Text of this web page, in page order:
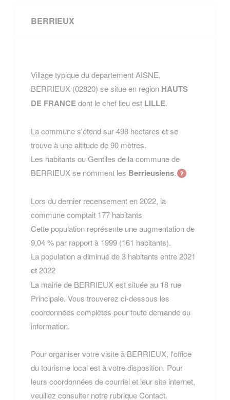
BERRIEUX
Village typique du departement AISNE,
BERRIEUX (02820) se situe en region HAUTS
DE FRANCEdont le chef lieu est LILLE.
La commune s'étend sur 498 hectares et se
trouve à une altitude de 90 mètres.
Les habitants ou Gentiles de la commune de
BERRIEUX se nomment les Berrieusiens.
Lors du dernier recensement en 2022, la
commune comptait 177 habitants
Cette population représente une augmentation de
9,04 % par rapport à 1999 (161 habitants).
La population a diminué de 3 habitants entre 2021
et 2022
La mairie de BERRIEUX est située au 18 rue
Principale. Vous trouverez ci-dessous les
coordonnées complètes pour toute demande ou
information.
Pour organiser votre visite à BERRIEUX, l'office
du tourisme local est à votre disposition. Pour
leurs coordonnées de courriel et leur site internet,
veuillez consulter notre rubrique Contact.